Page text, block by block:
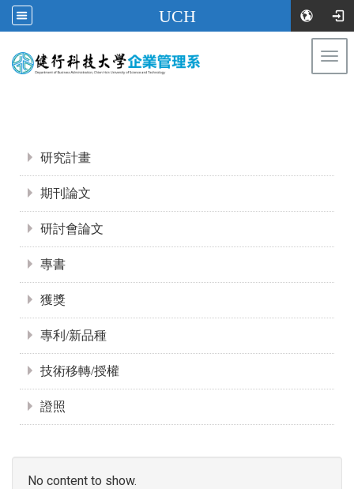
UCH
研究計畫
期刊論文
研討會論文
專書
獲獎
專利/新品種
技術移轉/授權
證照
No content to show.